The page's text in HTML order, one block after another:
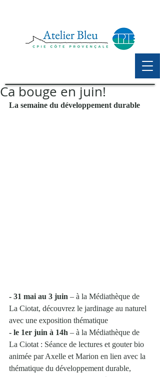
Ca bouge en juin!
La semaine du développement durable
- 31 mai au 3 juin – à la Médiathèque de
La Ciotat, découvrez le jardinage au naturel
avec une exposition thématique
- le 1er juin à 14h – à la Médiathèque de
La Ciotat : Séance de lectures et gouter bio
animée par Axelle et Marion en lien avec la
thématique du développement durable,